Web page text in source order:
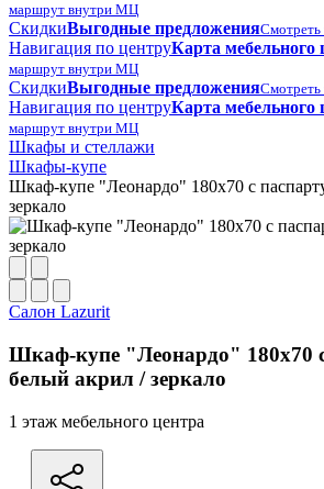
маршрут внутри МЦ
СкидкиВыгодные предложенияСмотреть
Навигация по центруКарта мебельного
маршрут внутри МЦ
СкидкиВыгодные предложенияСмотреть
Навигация по центруКарта мебельного
маршрут внутри МЦ
Шкафы и стеллажи
Шкафы-купе
Шкаф-купе "Леонардо" 180x70 с
зеркало
Салон Lazurit
Шкаф-купе "Леонардо" 180x70
белый акрил / зеркало
1 этаж мебельного центра